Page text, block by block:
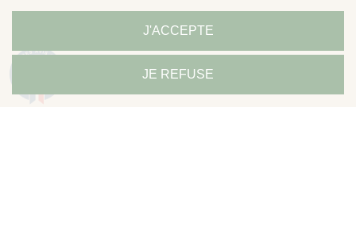
JE REFUSE
J'ACCEPTE
Sitemap